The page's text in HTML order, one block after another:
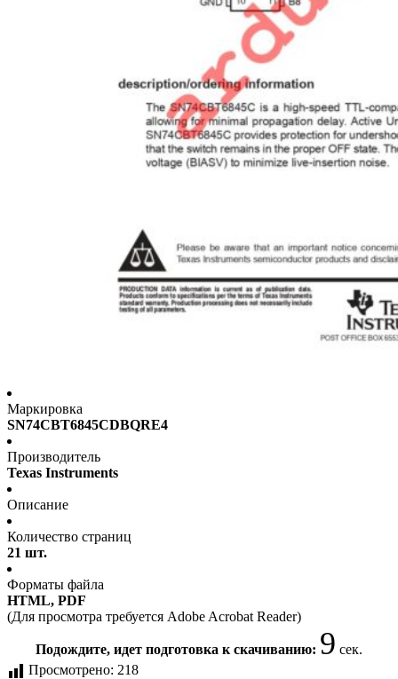
Маркировка
SN74CBT6845CDBQRE4
Производитель
Texas Instruments
Описание
Количество страниц
21 шт.
Форматы файла
HTML, PDF
(Для просмотра требуется Adobe Acrobat Reader)
Подождите, идет подготовка к скачиванию: 9 сек.
Просмотрено: 218